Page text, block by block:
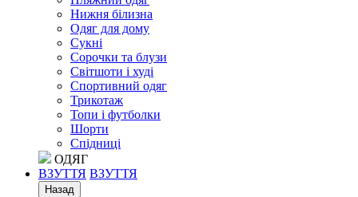
Нижня білизна
Одяг для дому
Сукні
Сорочки та блузи
Світшоти і худі
Спортивний одяг
Трикотаж
Топи і футболки
Шорти
Спідниці
ОДЯГ
ВЗУТТЯ ВЗУТТЯ
Назад